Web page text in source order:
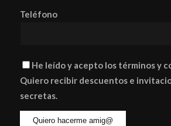
Teléfono
He leído y acepto los términos y
Quiero recibir descuentos e
secretas.